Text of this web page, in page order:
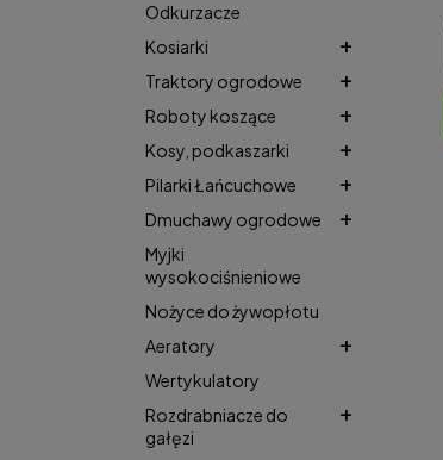
Odkurzacze
Kosiarki
Traktory ogrodowe
Roboty koszące
Kosy, podkaszarki
Pilarki Łańcuchowe
Dmuchawy ogrodowe
Myjki
wysokociśnieniowe
Nożyce do żywopłotu
Aeratory
Wertykulatory
Rozdrabniacze do
gałęzi